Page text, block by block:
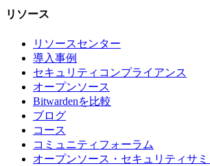
リソース
リソースセンター
導入事例
セキュリティコンプライアンス
オープンソース
Bitwardenを比較
ブログ
コース
コミュニティフォーラム
オープンソース・セキュリティサミ